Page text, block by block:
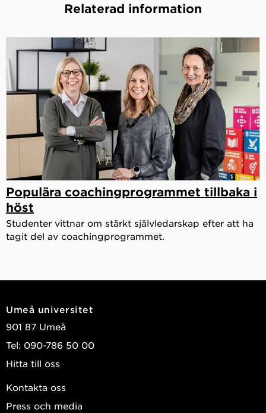
Relaterad information
Populära coachingprogrammet tillbaka i
höst
Studenter vittnar om stärkt självledarskap efter att ha
tagit del av coachingprogrammet.
Umeå universitet
901 87 Umeå
Tel: 090-786 50 00
Hitta till oss
Kontakta oss
Press och media